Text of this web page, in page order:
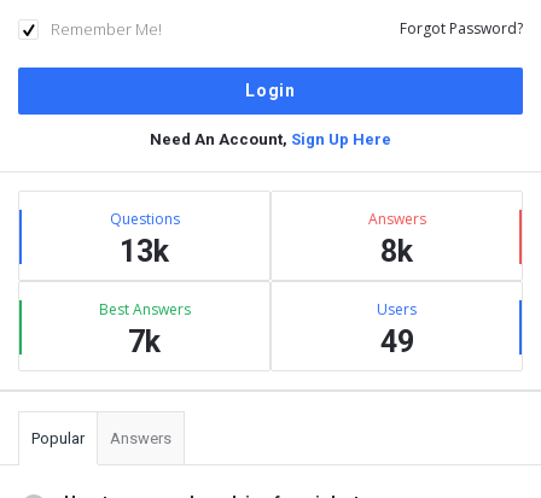
Remember Me! Forgot Password?
Need An Account, Sign Up Here
Sidebar
Stats Questions
13k
Answers
8k
Best Answers
7k
Users
49
Popular Answers